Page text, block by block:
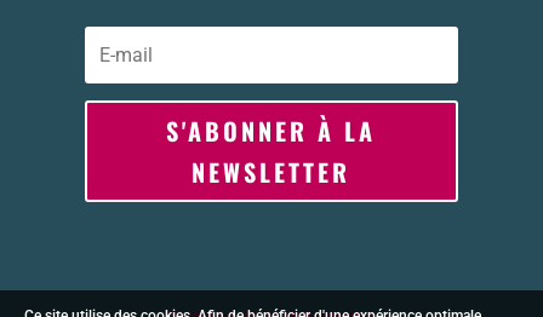
S'ABONNER À LA
NEWSLETTER